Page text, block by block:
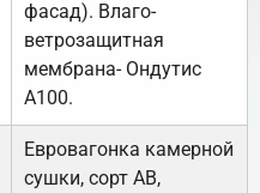
фасад). Влаго-
ветрозащитная
мембрана- Ондутис
А100.
Евровагонка камерной
сушки, сорт АВ,